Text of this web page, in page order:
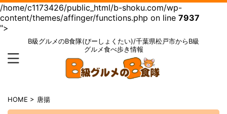
/home/c1173426/public_html/b-shoku.com/wp-
content/themes/affinger/functions.php on line 7937
">
B級グルメのB食隊(びーしょくたい)/千葉県松戸市からB級
グルメ食べ歩き情報
HOME > 唐揚